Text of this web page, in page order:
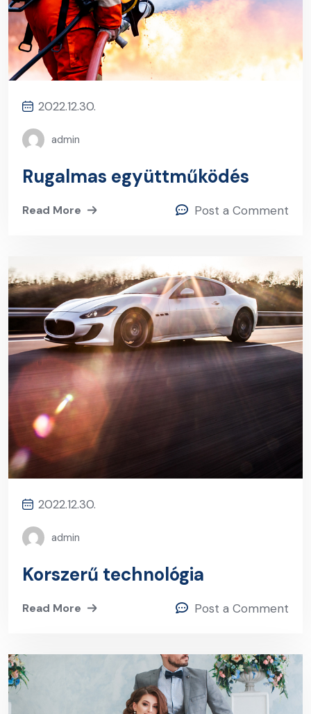
2022.12.30.
admin
Rugalmas együttműködés
Read More Post a Comment
2022.12.30.
admin
Korszerű technológia
Read More Post a Comment